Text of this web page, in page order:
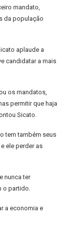
mandato,
da população
aplaude a
candidatar a mais
os mandatos,
permitir que haja
Sicato.
tem também seus
ele perder as
nunca ter
o partido.
a economia e